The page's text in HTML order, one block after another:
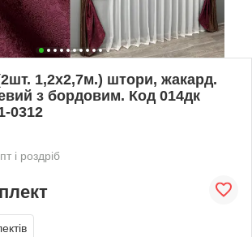
1,2х2,7м.) штори, жакард.
з бордовим. Код 014дк
0312
і роздріб